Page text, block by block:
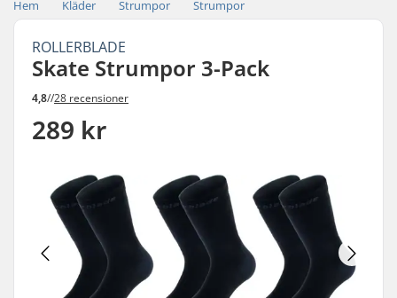
Hem Kläder Strumpor Strumpor
ROLLERBLADE
Skate Strumpor 3-Pack
4,8//28 recensioner
289 kr